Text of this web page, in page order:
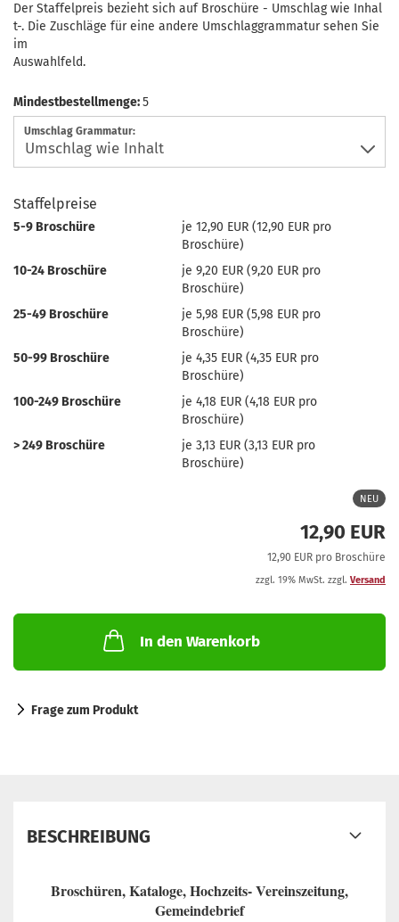
Der Staffelpreis bezieht sich auf Broschüre - Umschlag wie Inhal
t-. Die Zuschläge für eine andere Umschlaggrammatur sehen Sie
im
Auswahlfeld.
Mindestbestellmenge:5
Umschlag Grammatur:
Staffelpreise
5-9 Broschüre
je 12,90 EUR (12,90 EUR pro
Broschüre)
10-24 Broschüre
je 9,20 EUR (9,20 EUR pro
Broschüre)
25-49 Broschüre
je 5,98 EUR (5,98 EUR pro
Broschüre)
50-99 Broschüre
je 4,35 EUR (4,35 EUR pro
Broschüre)
100-249 Broschüre
je 4,18 EUR (4,18 EUR pro
Broschüre)
> 249 Broschüre
je 3,13 EUR (3,13 EUR pro
Broschüre)
NEU
12,90 EUR
12,90 EUR pro Broschüre
zzgl. 19% MwSt. zzgl. Versand
In den Warenkorb
Frage zum Produkt
BESCHREIBUNG
Broschüren, Kataloge, Hochzeits- Vereinszeitung,
Gemeindebrief